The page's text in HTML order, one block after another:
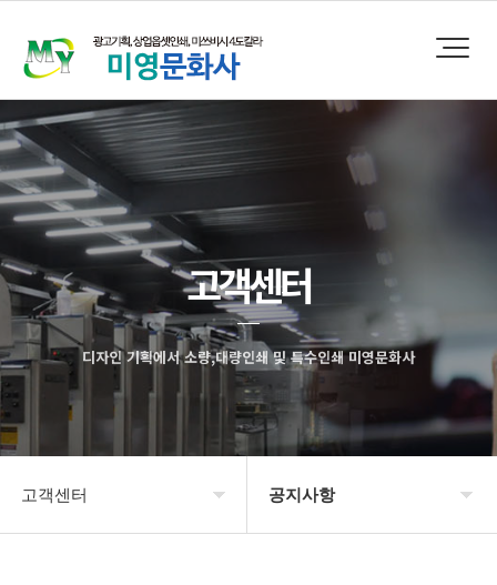
고객센터
디자인 기획에서 소량,대량인쇄 및 특수인쇄 미영문화사
고객센터 공지사항